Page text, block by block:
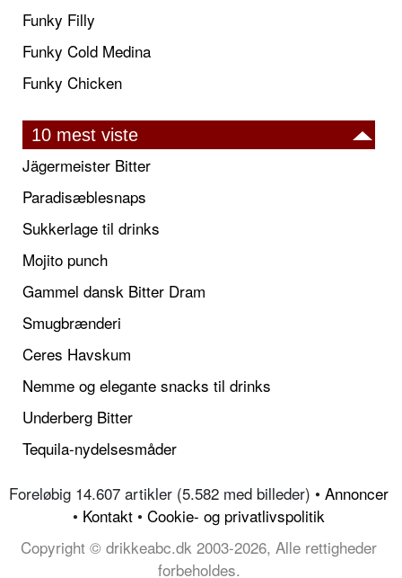
Funky Filly
Funky Cold Medina
Funky Chicken
10 mest viste
Jägermeister Bitter
Paradisæblesnaps
Sukkerlage til drinks
Mojito punch
Gammel dansk Bitter Dram
Smugbrænderi
Ceres Havskum
Nemme og elegante snacks til drinks
Underberg Bitter
Tequila-nydelsesmåder
Foreløbig 14.607 artikler (5.582 med billeder) • Annoncer
• Kontakt • Cookie- og privatlivspolitik
Copyright © drikkeabc.dk 2003-2026, Alle rettigheder
forbeholdes.